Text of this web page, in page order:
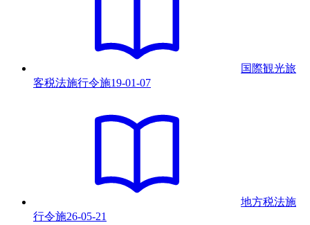
国際観光旅
客税法施行令施19-01-07
地方税法施
行令施26-05-21